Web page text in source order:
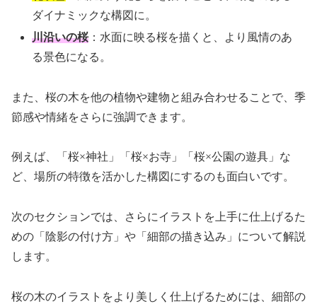
ダイナミックな構図に。
川沿いの桜：水面に映る桜を描くと、より風情のあ
る景色になる。
また、桜の木を他の植物や建物と組み合わせることで、季
節感や情緒をさらに強調できます。
例えば、「桜×神社」「桜×お寺」「桜×公園の遊具」な
ど、場所の特徴を活かした構図にするのも面白いです。
次のセクションでは、さらにイラストを上手に仕上げるた
めの「陰影の付け方」や「細部の描き込み」について解説
します。
桜の木のイラストをより美しく仕上げるためには、細部の